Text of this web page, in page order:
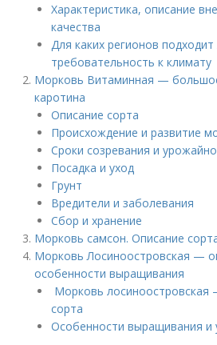
Характеристика, описание
качества
Для каких регионов
требовательность к климату
Морковь Витаминная —
каротина
Описание сорта
Происхождение и развитие
Сроки созревания и
Посадка и уход
Грунт
Вредители и заболевания
Сбор и хранение
Морковь самсон. Описание
Морковь Лосиноостровская —
особенности выращивания
Морковь лосиноостровская
сорта
Особенности выращивания и